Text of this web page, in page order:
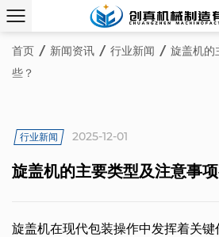
首页 / 新闻资讯 / 行业新闻 / 旋盖机的
些？
行业新闻 2025-12-01
旋盖机的主要类型及注意事
旋盖机在现代包装操作中发挥着关